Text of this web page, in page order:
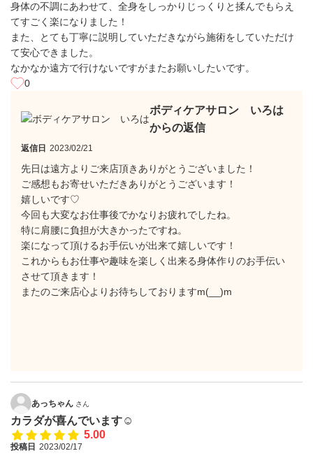
身体の不調にあわせて、全身をしっかりじっくりと揉んでもらえ
てすごく楽になりました！
また、とても丁寧に説明していただきながら施術をしていただけ
て安心できました。
なかなか遠方で行けないですがまたお願いしたいです。
0
ボディケアサロン いろは
からの返信
返信日 2023/02/21
先日は遠方よりご来店頂きありがとうございました！
ご感想もお寄せいただきありがとうございます！
嬉しいです♡
今回も大変なお仕事後でかなりお疲れでしたね。
特に肩腰に負担が大きかったですね。
楽になって頂けるお手伝いが出来て嬉しいです！
これからもお仕事や趣味を楽しく出来る身体作りのお手伝い
させて頂きます！
またのご来店心よりお待ちしておりますm(__)m
あっちゃん さん
カラダが喜んでいます☺️
5.00
投稿日 2023/02/17